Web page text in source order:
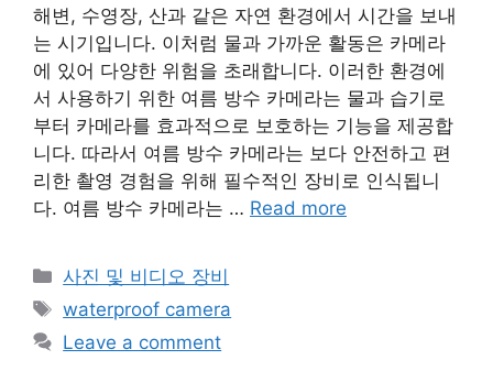
해변, 수영장, 산과 같은 자연 환경에서 시간을 보내
는 시기입니다. 이처럼 물과 가까운 활동은 카메라
에 있어 다양한 위험을 초래합니다. 이러한 환경에
서 사용하기 위한 여름 방수 카메라는 물과 습기로
부터 카메라를 효과적으로 보호하는 기능을 제공합
니다. 따라서 여름 방수 카메라는 보다 안전하고 편
리한 촬영 경험을 위해 필수적인 장비로 인식됩니
다. 여름 방수 카메라는 … Read more
Categories
사진 및 비디오 장비
Tags
waterproof camera
Leave a comment